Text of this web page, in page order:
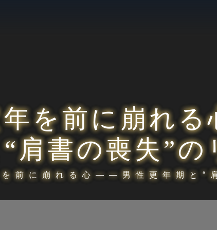
を前に崩れ
肩書の喪失”の
を前に崩れる心――男性更年期と“